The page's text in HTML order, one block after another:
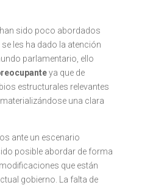
sido poco abordados
les ha dado la atención
parlamentario, ello
ya que de
estructurales relevantes
una clara
ante un escenario
posible abordar de forma
que están
gobierno. La falta de